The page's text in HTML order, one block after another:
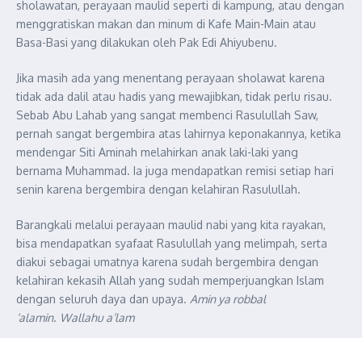
sholawatan, perayaan maulid seperti di kampung, atau dengan
menggratiskan makan dan minum di Kafe Main-Main atau
Basa-Basi yang dilakukan oleh Pak Edi Ahiyubenu.
Jika masih ada yang menentang perayaan sholawat karena
tidak ada dalil atau hadis yang mewajibkan, tidak perlu risau.
Sebab Abu Lahab yang sangat membenci Rasulullah Saw,
pernah sangat bergembira atas lahirnya keponakannya, ketika
mendengar Siti Aminah melahirkan anak laki-laki yang
bernama Muhammad. Ia juga mendapatkan remisi setiap hari
senin karena bergembira dengan kelahiran Rasulullah.
Barangkali melalui perayaan maulid nabi yang kita rayakan,
bisa mendapatkan syafaat Rasulullah yang melimpah, serta
diakui sebagai umatnya karena sudah bergembira dengan
kelahiran kekasih Allah yang sudah memperjuangkan Islam
dengan seluruh daya dan upaya. Amin ya robbal
‘alamin. Wallahu a’lam